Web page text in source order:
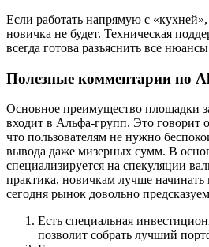
Если работать напрямую с
новичка не будет. Техническая
всегда готова разъяснить все
Полезные комментарии по
Основное преимущество площадки
входит в Альфа-групп. Это говорит
что пользователям не нужно
вывода даже мизерных сумм. В
специализируется на спекуляции
практика, новичкам лучше начинать
сегодня рынок довольно
Есть специальная
позволит собрать лучший